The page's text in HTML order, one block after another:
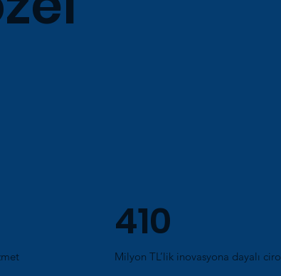
410
Milyon TL’lik inovasyona dayalı ciro